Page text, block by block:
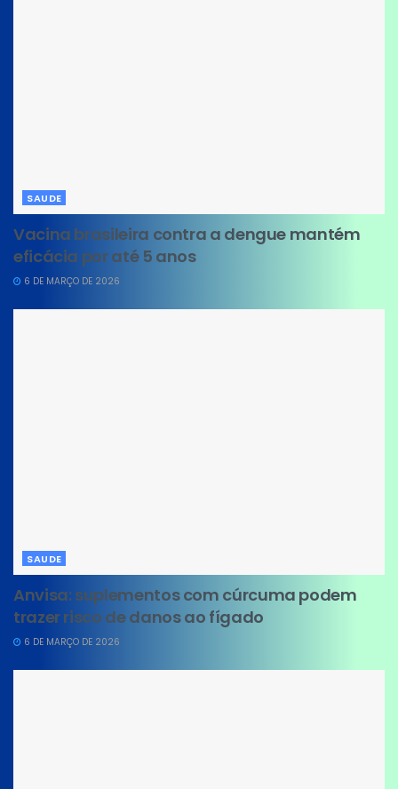
SAUDE
Vacina brasileira contra a dengue mantém
eficácia por até 5 anos
6 DE MARÇO DE 2026
SAUDE
Anvisa: suplementos com cúrcuma podem
trazer risco de danos ao fígado
6 DE MARÇO DE 2026